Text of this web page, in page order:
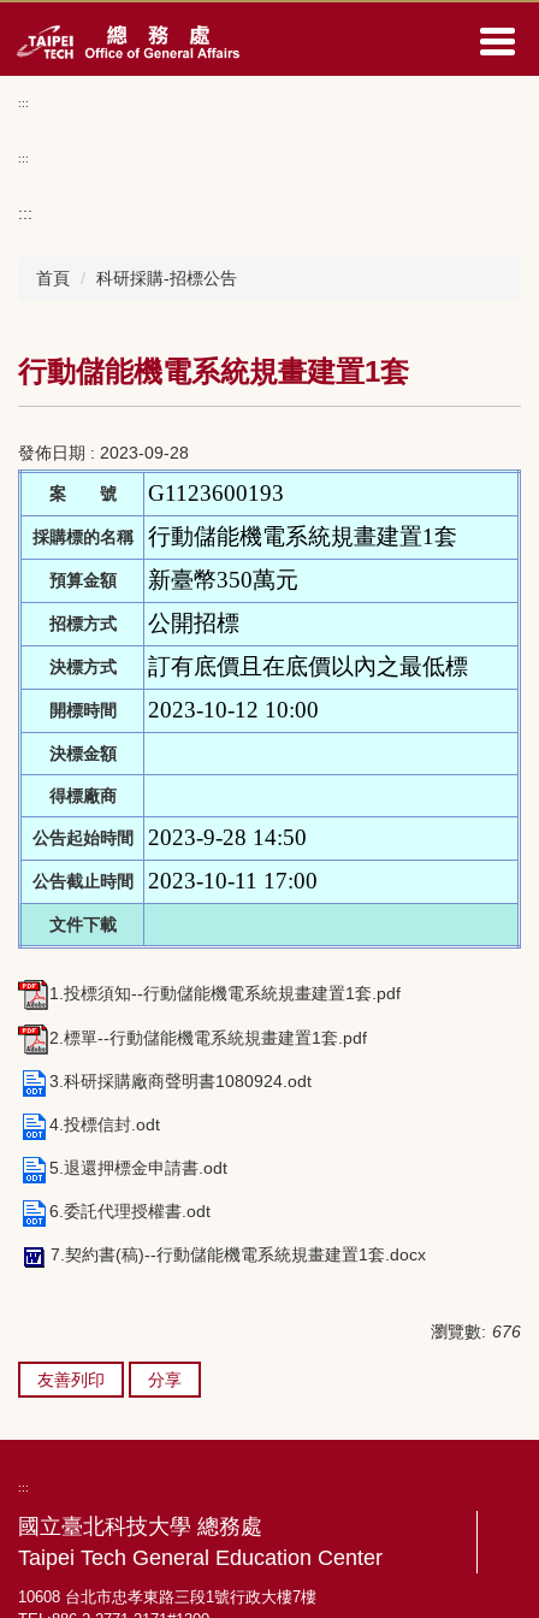
到
區
:::
:::
:::
首頁 科研採購-招標公告
行動儲能機電系統規畫建置1套
發佈日期 : 2023-09-28
案 號 G1123600193
採購標的名稱 行動儲能機電系統規畫建置1套
預算金額 新臺幣350萬元
招標方式 公開招標
決標方式 訂有底價且在底價以內之最低標
開標時間 2023-10-12 10:00
決標金額
得標廠商
公告起始時間 2023-9-28 14:50
公告截止時間 2023-10-11 17:00
文件下載
1.投標須知--行動儲能機電系統規畫建置1套.pdf
2.標單--行動儲能機電系統規畫建置1套.pdf
3.科研採購廠商聲明書1080924.odt
4.投標信封.odt
5.退還押標金申請書.odt
6.委託代理授權書.odt
7.契約書(稿)--行動儲能機電系統規畫建置1套.docx
瀏覽數: 676
友善列印 分享
:::
國立臺北科技大學 總務處
Taipei Tech General Education Center
10608 台北市忠孝東路三段1號行政大樓7樓